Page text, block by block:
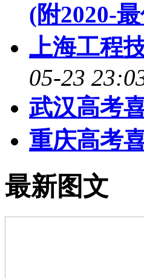
(附2020-
上海工程
05-23
武汉高考
重庆高考
最新图文